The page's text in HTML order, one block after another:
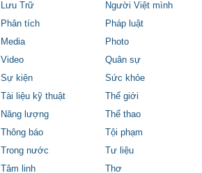
Lưu Trữ
Người Việt mình
Phân tích
Pháp luật
Media
Photo
Video
Quân sự
Sự kiện
Sức khỏe
Tài liệu kỹ thuật
Thế giới
Năng lượng
Thể thao
Thông báo
Tội phạm
Trong nước
Tư liệu
Tâm linh
Thơ